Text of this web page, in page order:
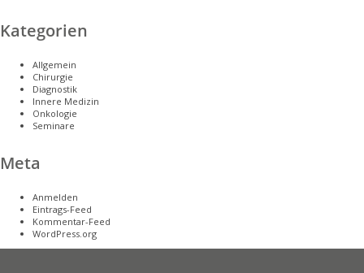
Kategorien
Allgemein
Chirurgie
Diagnostik
Innere Medizin
Onkologie
Seminare
Meta
Anmelden
Eintrags-Feed
Kommentar-Feed
WordPress.org